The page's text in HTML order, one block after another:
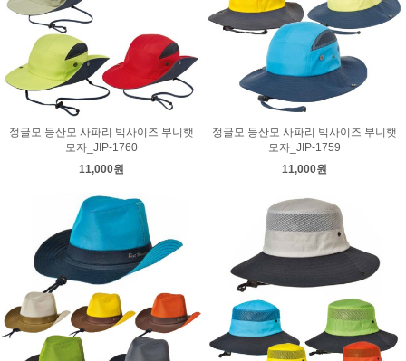
정글모 등산모 사파리 빅사이즈 부니햇
모자_JIP-1760
11,000원
정글모 등산모 사파리 빅사이즈 부니햇
모자_JIP-1759
11,000원